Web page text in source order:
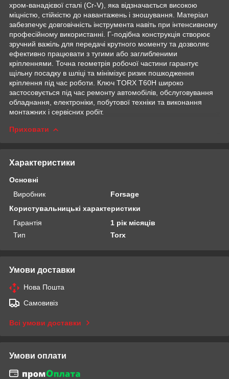
хром-ванадієвої сталі (Cr-V), яка відзначається високою
міцністю, стійкістю до навантажень і зношування. Матеріал
забезпечує довговічність інструмента навіть при інтенсивному
професійному використанні. Г-подібна конструкція створює
зручний важіль для передачі крутного моменту та дозволяє
ефективно працювати з тугими або заглибленими
кріпленнями. Точна геометрія робочої частини гарантує
щільну посадку в шліці та мінімізує ризик пошкодження
кріплення під час роботи. Ключ TORX T60H широко
застосовується під час ремонту автомобілів, обслуговування
обладнання, електроніки, побутової техніки та виконання
монтажних і сервісних робіт.
Приховати
Характеристики
Основні
Виробник
Forsage
Користувальницькі характеристики
Гарантія
1 рік місяців
Тип
Torx
Умови доставки
Нова Пошта
Самовивіз
Всі умови доставки
Умови оплати